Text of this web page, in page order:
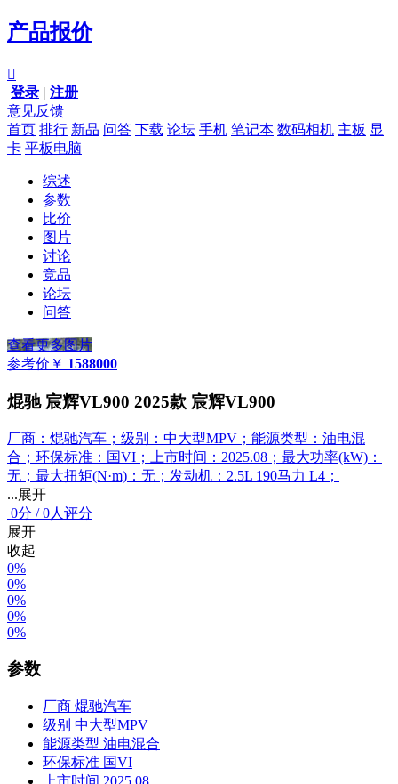
产品报价

登录 | 注册
意见反馈
首页 排行 新品 问答 下载 论坛 手机 笔记本 数码相机 主板 显
卡 平板电脑
综述
参数
比价
图片
讨论
竞品
论坛
问答
查看更多图片
参考价 ￥ 1588000
焜驰 宸辉VL900 2025款 宸辉VL900
厂商：焜驰汽车；级别：中大型MPV；能源类型：油电混
合；环保标准：国VI；上市时间：2025.08；最大功率(kW)：
无；最大扭矩(N·m)：无；发动机：2.5L 190马力 L4；
...展开
0分 /0人评分
展开
收起
0%
0%
0%
0%
0%
参数
厂商 焜驰汽车
级别 中大型MPV
能源类型 油电混合
环保标准 国VI
上市时间 2025.08